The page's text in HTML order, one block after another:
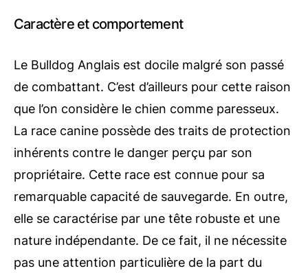
Caractère et comportement
Le Bulldog Anglais est docile malgré son passé
de combattant. C’est d’ailleurs pour cette raison
que l’on considère le chien comme paresseux.
La race canine possède des traits de protection
inhérents contre le danger perçu par son
propriétaire. Cette race est connue pour sa
remarquable capacité de sauvegarde. En outre,
elle se caractérise par une tête robuste et une
nature indépendante. De ce fait, il ne nécessite
pas une attention particulière de la part du